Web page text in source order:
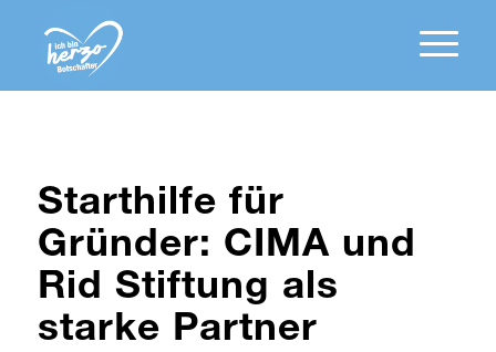
Starthilfe für
Gründer: CIMA und
Rid Stiftung als
starke Partner